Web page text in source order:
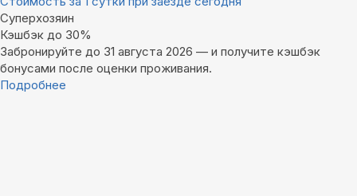
Суперхозяин
Кэшбэк до 30%
Забронируйте до 31 августа 2026 — и получите кэшбэк
бонусами после оценки проживания.
Подробнее